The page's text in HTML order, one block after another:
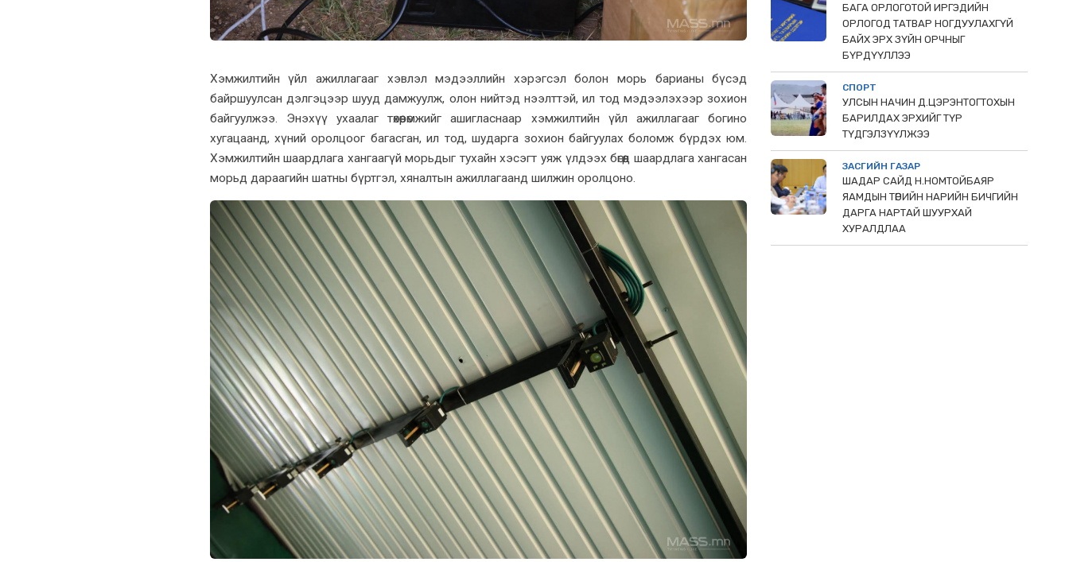
Хэмжилтийн үйл ажиллагааг хэвлэл мэдээллийн хэрэгсэл болон морь барианы бүсэд
байршуулсан дэлгэцээр шууд дамжуулж, олон нийтэд нээлттэй, ил тод мэдээлэхээр зохион
байгуулжээ. Энэхүү ухаалаг төхөөрөмжийг ашигласнаар хэмжилтийн үйл ажиллагааг богино
хугацаанд, хүний оролцоог багасган, ил тод, шударга зохион байгуулах боломж бүрдэх юм.
Хэмжилтийн шаардлага хангаагүй морьдыг тухайн хэсэгт уяж үлдээх бөгөөд шаардлага хангасан
морьд дараагийн шатны бүртгэл, хяналтын ажиллагаанд шилжин оролцоно.
БАГА ОРЛОГОТОЙ ИРГЭДИЙН
ОРЛОГОД ТАТВАР НОГДУУЛАХГҮЙ
БАЙХ ЭРХ ЗҮЙН ОРЧНЫГ
БҮРДҮҮЛЛЭЭ
СПОРТ
УЛСЫН НАЧИН Д.ЦЭРЭНТОГТОХЫН
БАРИЛДАХ ЭРХИЙГ ТҮР
ТҮДГЭЛЗҮҮЛЖЭЭ
ЗАСГИЙН ГАЗАР
ШАДАР САЙД Н.НОМТОЙБАЯР
ЯАМДЫН ТӨРИЙН НАРИЙН БИЧГИЙН
ДАРГА НАРТАЙ ШУУРХАЙ
ХУРАЛДЛАА